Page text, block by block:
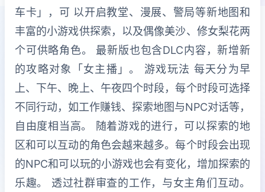
车卡」，可 以开启教堂、漫展、警局等新地图和
丰富的小游戏供探索，以及偶像美沙、修女梨花两
个可供略角色。 最新版也包含DLC内容，新增新
的攻略对象「女主播」。 游戏玩法 每天分为早
上、下午、晚上、午夜四个时段，每个时段可选择
不同行动，如工作赚钱、探索地图与NPC对话等，
自由度相当高。 随着游戏的进行，可以探索的地
区和可以互动的角色会越来越多。每个时段会出现
的NPC和可以玩的小游戏也会有变化，增加探索的
乐趣。 透过社群审查的工作，与女主角们互动。